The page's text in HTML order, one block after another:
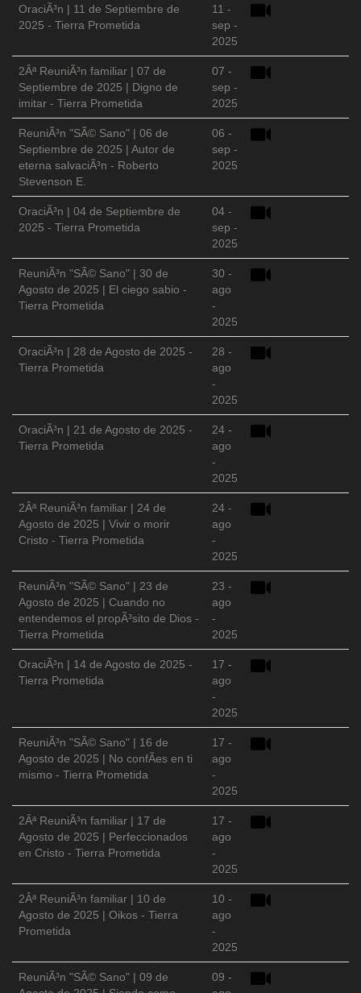
OraciÃ³n | 11 de Septiembre de
2025 - Tierra Prometida
11 -
sep -
2025
2Âª ReuniÃ³n familiar | 07 de
Septiembre de 2025 | Digno de
imitar - Tierra Prometida
07 -
sep -
2025
ReuniÃ³n "SÃ© Sano" | 06 de
Septiembre de 2025 | Autor de
eterna salvaciÃ³n - Roberto
Stevenson E.
06 -
sep -
2025
OraciÃ³n | 04 de Septiembre de
2025 - Tierra Prometida
04 -
sep -
2025
ReuniÃ³n "SÃ© Sano" | 30 de
Agosto de 2025 | El ciego sabio -
Tierra Prometida
30 -
ago
-
2025
OraciÃ³n | 28 de Agosto de 2025 -
Tierra Prometida
28 -
ago
-
2025
OraciÃ³n | 21 de Agosto de 2025 -
Tierra Prometida
24 -
ago
-
2025
2Âª ReuniÃ³n familiar | 24 de
Agosto de 2025 | Vivir o morir
Cristo - Tierra Prometida
24 -
ago
-
2025
ReuniÃ³n "SÃ© Sano" | 23 de
Agosto de 2025 | Cuando no
entendemos el propÃ³sito de Dios -
Tierra Prometida
23 -
ago
-
2025
OraciÃ³n | 14 de Agosto de 2025 -
Tierra Prometida
17 -
ago
-
2025
ReuniÃ³n "SÃ© Sano" | 16 de
Agosto de 2025 | No confÃ­es en ti
mismo - Tierra Prometida
17 -
ago
-
2025
2Âª ReuniÃ³n familiar | 17 de
Agosto de 2025 | Perfeccionados
en Cristo - Tierra Prometida
17 -
ago
-
2025
2Âª ReuniÃ³n familiar | 10 de
Agosto de 2025 | Oikos - Tierra
Prometida
10 -
ago
-
2025
ReuniÃ³n "SÃ© Sano" | 09 de
09 -